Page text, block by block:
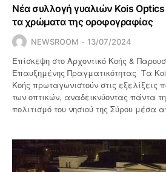
Νέα συλλογή γυαλιών Kois
τα χρώματα της οροφογραφίας
NEWSROOM 13/07/2024
Επίσκεψη στο Αρχοντικό Κοής &
Επαυξημένης Πραγματικότητας Τα
Κοής πρωταγωνιστούν στις εξελίξεις
των οπτικών, αναδεικνύοντας πάντα
πολιτισμό του νησιού της Σύρου μέσα